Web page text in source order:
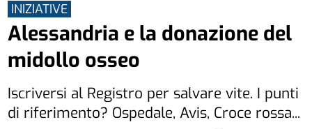
INIZIATIVE
Alessandria e la donazione del
midollo osseo
Iscriversi al Registro per salvare vite. I punti
di riferimento? Ospedale, Avis, Croce rossa...